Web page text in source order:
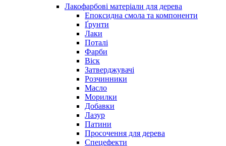
Лакофарбові матеріали для дерева
Епоксидна смола та компоненти
Ґрунти
Лаки
Поталі
Фарби
Віск
Затверджувачі
Розчинники
Масло
Морилки
Добавки
Лазур
Патини
Просочення для дерева
Спецефекти